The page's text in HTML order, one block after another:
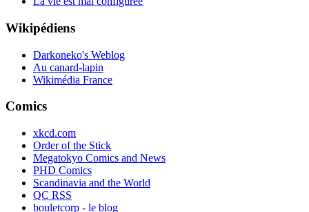
Wikipédiens
Darkoneko's Weblog
Au canard-lapin
Wikimédia France
Comics
xkcd.com
Order of the Stick
Megatokyo Comics and News
PHD Comics
Scandinavia and the World
QC RSS
bouletcorp - le blog